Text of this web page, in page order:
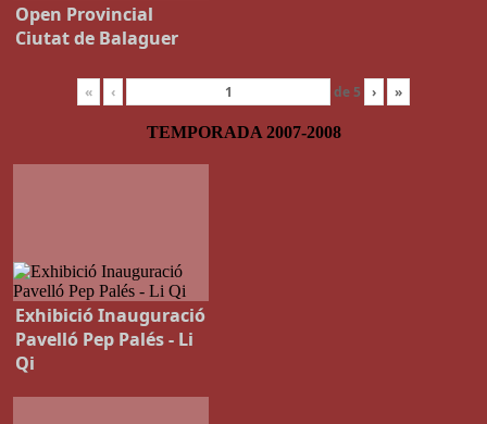
Open Provincial
Ciutat de Balaguer
« ‹ de 5 › »
TEMPORADA 2007-2008
Exhibició Inauguració
Pavelló Pep Palés - Li
Qi